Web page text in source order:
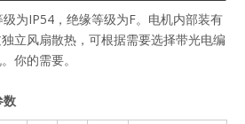
为IP54，绝缘等级为F。电机内部装有
立风扇散热，可根据需要选择带光电编
你的需要。
数